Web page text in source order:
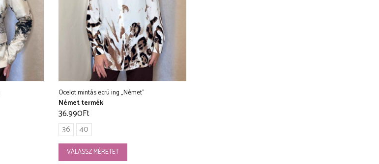
Ocelot mintás ecrü ing „Német”
Német termék
36.990Ft
36 40
VÁLASSZ MÉRETET